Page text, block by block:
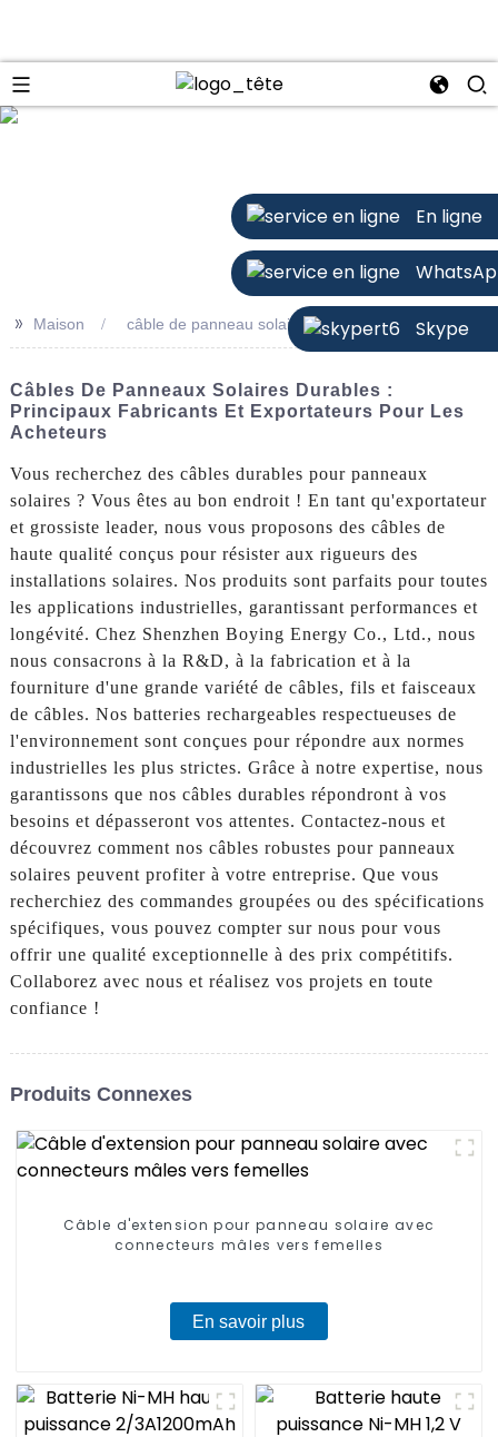
En ligne
Skype
>> Maison câble de panneau solaire durable
Câbles De Panneaux Solaires Durables :
Principaux Fabricants Et Exportateurs Pour Les
Acheteurs
Vous recherchez des câbles durables pour panneaux
solaires ? Vous êtes au bon endroit ! En tant qu'exportateur
et grossiste leader, nous vous proposons des câbles de
haute qualité conçus pour résister aux rigueurs des
installations solaires. Nos produits sont parfaits pour toutes
les applications industrielles, garantissant performances et
longévité. Chez Shenzhen Boying Energy Co., Ltd., nous
nous consacrons à la R&D, à la fabrication et à la
fourniture d'une grande variété de câbles, fils et faisceaux
de câbles. Nos batteries rechargeables respectueuses de
l'environnement sont conçues pour répondre aux normes
industrielles les plus strictes. Grâce à notre expertise, nous
garantissons que nos câbles durables répondront à vos
besoins et dépasseront vos attentes. Contactez-nous et
découvrez comment nos câbles robustes pour panneaux
solaires peuvent profiter à votre entreprise. Que vous
recherchiez des commandes groupées ou des spécifications
spécifiques, vous pouvez compter sur nous pour vous
offrir une qualité exceptionnelle à des prix compétitifs.
Collaborez avec nous et réalisez vos projets en toute
confiance !
Produits Connexes
Câble d'extension pour panneau solaire avec
connecteurs mâles vers femelles
En savoir plus